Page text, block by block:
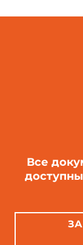
Все